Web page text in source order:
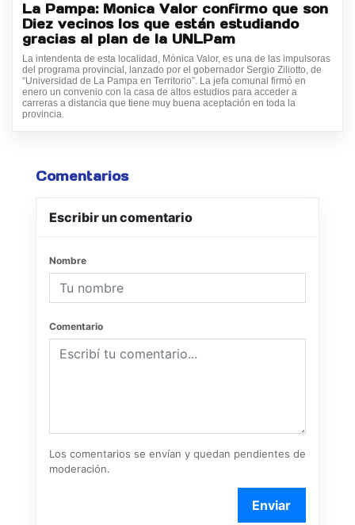
La Pampa: Monica Valor confirmo que son
Diez vecinos los que están estudiando
gracias al plan de la UNLPam
La intendenta de esta localidad, Mónica Valor, es una de las impulsoras
del programa provincial, lanzado por el gobernador Sergio Ziliotto, de
“Universidad de La Pampa en Territorio”. La jefa comunal firmó en
enero un convenio con la casa de altos estudios para acceder a
carreras a distancia que tiene muy buena aceptación en toda la
provincia.
Comentarios
Escribir un comentario
Nombre
Comentario
Los comentarios se envían y quedan pendientes de
moderación.
Enviar